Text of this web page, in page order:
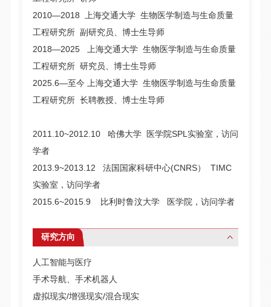
2010―2018 上海交通大学 生物医学制造与生命质量
工程研究所 副研究员、博士生导师
2018―2025 上海交通大学 生物医学制造与生命质量
工程研究所 研究员、博士生导师
2025.6―至今 上海交通大学 生物医学制造与生命质量
工程研究所 长聘教授、博士生导师
2011.10~2012.10 哈佛大学 医学院SPL实验室，访问
学者
2013.9~2013.12 法国国家科研中心(CNRS） TIMC
实验室，访问学者
2015.6~2015.9 比利时鲁汶大学 医学院， 访问学者
研究方向
人工智能与医疗
手术导航、手术机器人
虚拟现实/增强现实/混合现实